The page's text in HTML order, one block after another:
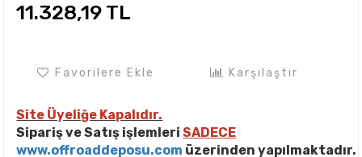
11.328,19 TL
Favorilere Ekle Karşılaştır
Site Üyeliğe Kapalıdır.
Sipariş ve Satış işlemleriSADECE
www.offroaddeposu.com üzerinden yapılmaktadır.